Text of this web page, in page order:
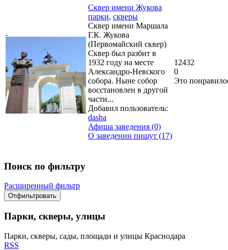
Сквер имени Жукова
парки, скверы
Сквер имени Маршала
Г.К. Жукова
(Первомайский сквер)
Сквер был разбит в
1932 году на месте
Александро-Невского
собора. Ныне собор
восстановлен в другой
части...
Добавил пользователь:
dasha
Афиша заведения (0)
О заведении пишут (17)
12432
0
Это
Поиск по фильтру
Расширенный фильтр
Парки, скверы, улицы
Парки, скверы, сады, площади и улицы Краснодара
RSS